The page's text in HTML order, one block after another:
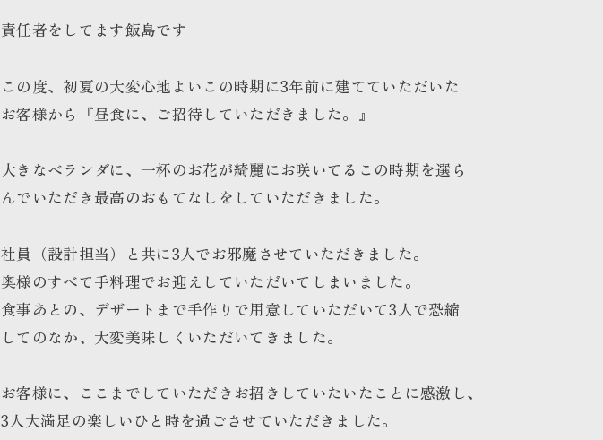
責任者をしてます飯島です
この度、初夏の大変心地よいこの時期に3年前に建てていただいた
お客様から『昼食に、ご招待していただきました。』
大きなベランダに、一杯のお花が綺麗にお咲いてるこの時期を選ら
んでいただき最高のおもてなしをしていただきました。
社員（設計担当）と共に3人でお邪魔させていただきました。
奥様のすべて手料理でお迎えしていただいてしまいました。
食事あとの、デザートまで手作りで用意していただいて3人で恐縮
してのなか、大変美味しくいただいてきました。
お客様に、ここまでしていただきお招きしていたいたことに感激し、
3人大満足の楽しいひと時を過ごさせていただきました。